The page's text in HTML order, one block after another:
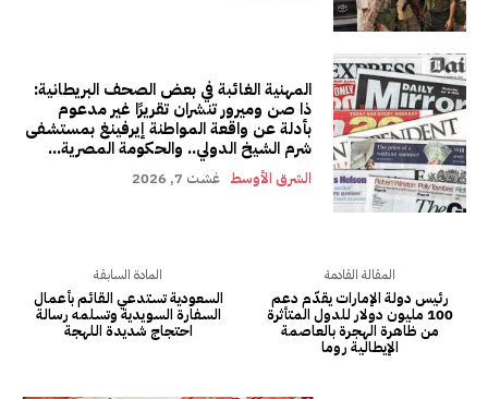
المهنية الغائبة في بعض الصحف البريطانية:
ذا صن وميرور تنشران تقريرًا غير مدعوم
بأدلة عن واقعة المواطنة إيرفينغ بمستشفى
شرم الشيخ الدولي.. والحكومة المصرية...
الشرق الأوسط غشت 7, 2026
المادة السابقة
السعودية تستدعي القائم بأعمال
السفارة السويدية وتسلمه رسالة
احتجاج شديدة اللهجة
المقالة القادمة
رئيس دولة الإمارات يقدّم دعم
100 مليون دولار للدول المتأثرة
من ظاهرة الهجرة بالعاصمة
الإيطالية روما